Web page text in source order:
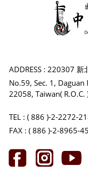
ADDRESS : 220307
No.59, Sec. 1,
22058, Taiwan( R.O.C.
TEL : ( 886 )-2-2272-
FAX : ( 886 )-2-8965-